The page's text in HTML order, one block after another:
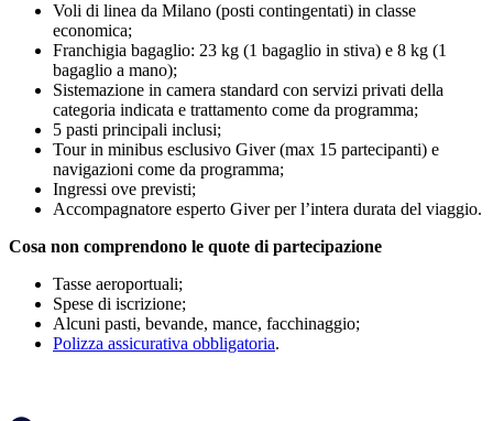
Voli di linea da Milano (posti contingentati) in classe
economica;
Franchigia bagaglio: 23 kg (1 bagaglio in stiva) e 8 kg (1
bagaglio a mano);
Sistemazione in camera standard con servizi privati della
categoria indicata e trattamento come da programma;
5 pasti principali inclusi;
Tour in minibus esclusivo Giver (max 15 partecipanti) e
navigazioni come da programma;
Ingressi ove previsti;
Accompagnatore esperto Giver per l’intera durata del viaggio.
Cosa non comprendono le quote di partecipazione
Tasse aeroportuali;
Spese di iscrizione;
Alcuni pasti, bevande, mance, facchinaggio;
Polizza assicurativa obbligatoria.